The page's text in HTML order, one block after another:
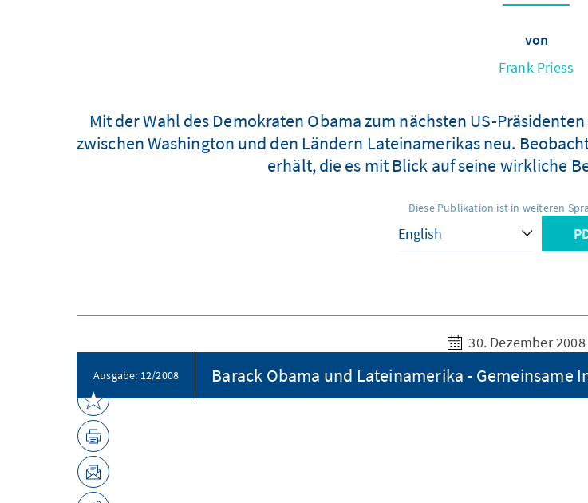
von
Frank Priess
Mit der Wahl des Demokraten Obama zum nächsten US-
zwischen Washington und den Ländern Lateinamerikas neu.
erhält, die es mit Blick auf seine wirkliche
Diese Publikation ist in weiteren
30. Dezember 2008
Ausgabe: 12/2008